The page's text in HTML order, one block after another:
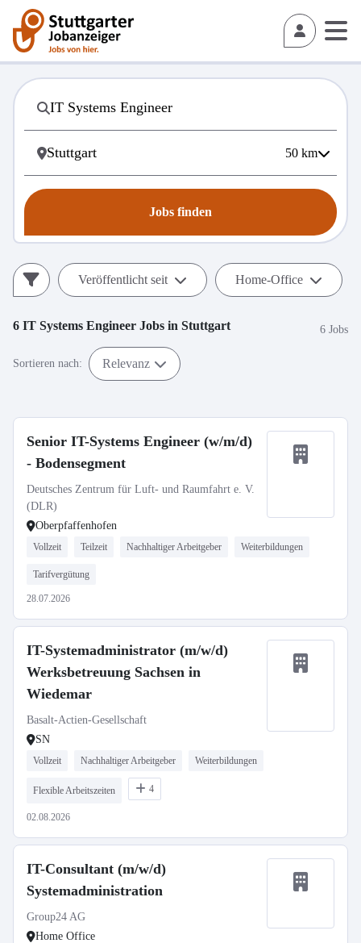
50 km
Jobs finden
Veröffentlicht seit Home-Office
6 IT Systems Engineer Jobs in Stuttgart 6 Jobs
Sortieren nach: Relevanz
Senior IT-Systems Engineer (w/m/d)
- Bodensegment
Deutsches Zentrum für Luft- und Raumfahrt e. V.
(DLR)
Oberpfaffenhofen
Vollzeit Teilzeit Nachhaltiger Arbeitgeber Weiterbildungen
Tarifvergütung
28.07.2026
IT-Systemadministrator (m/w/d)
Werksbetreuung Sachsen in
Wiedemar
Basalt-Actien-Gesellschaft
SN
Vollzeit Nachhaltiger Arbeitgeber Weiterbildungen
Flexible Arbeitszeiten 4
02.08.2026
IT-Consultant (m/w/d)
Systemadministration
Group24 AG
Home Office